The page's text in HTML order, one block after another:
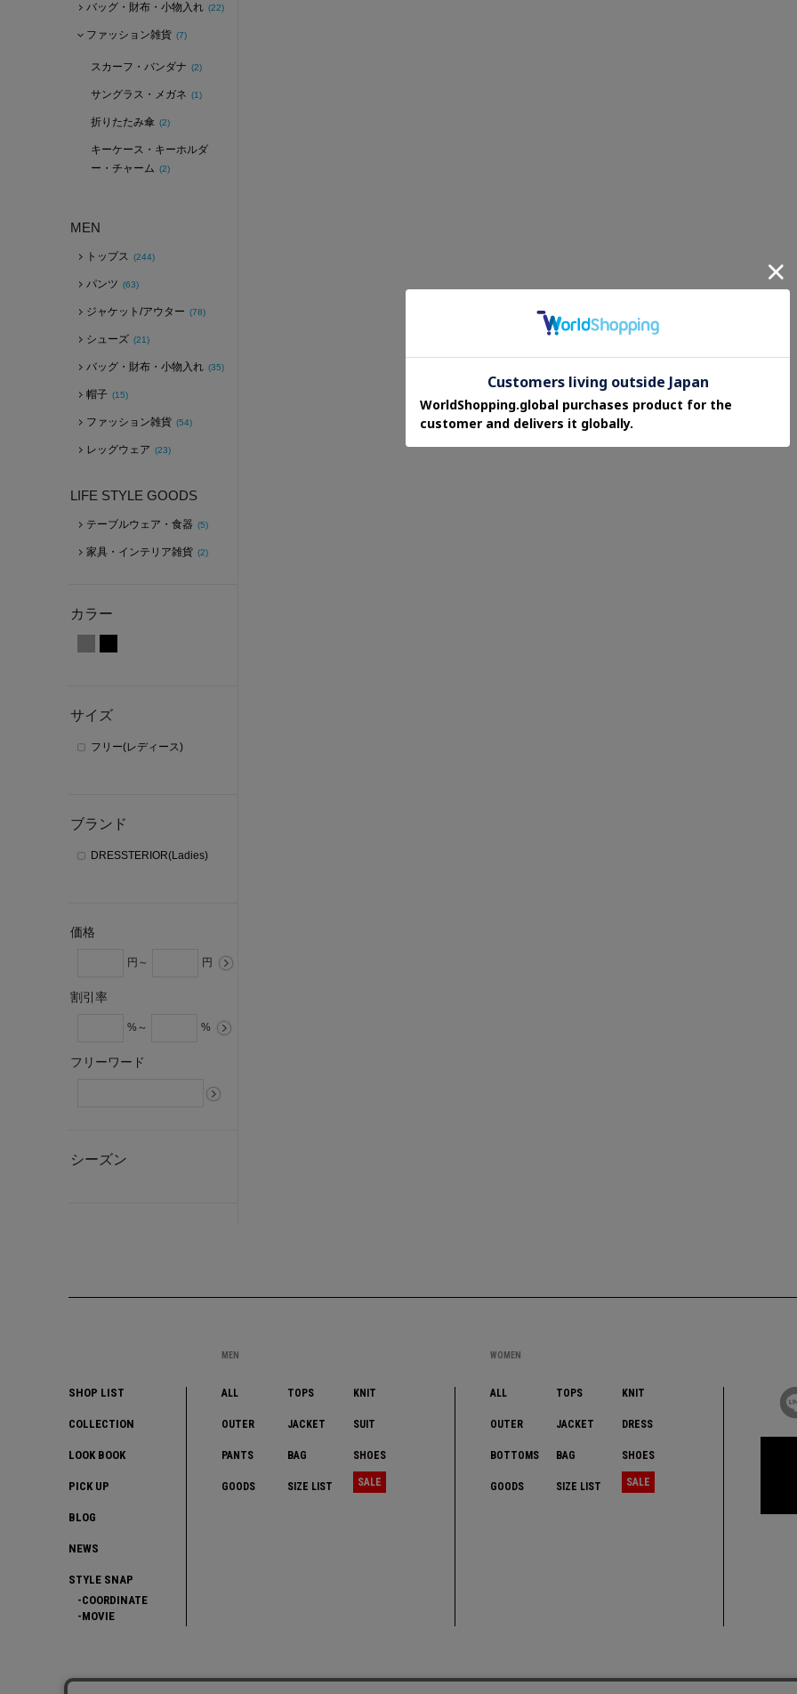
バッグ・財布・小物入れ (22)
ファッション雑貨 (7)
スカーフ・バンダナ (2)
サングラス・メガネ (1)
折りたたみ傘 (2)
キーケース・キーホルダ
ー・チャーム (2)
MEN
トップス (244)
パンツ (63)
ジャケット/アウター (78)
シューズ (21)
バッグ・財布・小物入れ (35)
帽子 (15)
ファッション雑貨 (54)
レッグウェア (23)
LIFE STYLE GOODS
テーブルウェア・食器 (5)
家具・インテリア雑貨 (2)
カラー
サイズ
フリー(レディース)
ブランド
DRESSTERIOR(Ladies)
価格
円～ 円
割引率
%～ %
フリーワード
シーズン
SHOP LIST
COLLECTION
LOOK BOOK
PICK UP
BLOG
NEWS
STYLE SNAP
COORDINATE
MOVIE
MEN
ALL TOPS KNIT
OUTER JACKET SUIT
PANTS BAG SHOES
GOODS SIZE LIST SALE
WOMEN
ALL TOPS KNIT
OUTER JACKET DRESS
BOTTOMS BAG SHOES
GOODS SIZE LIST SALE